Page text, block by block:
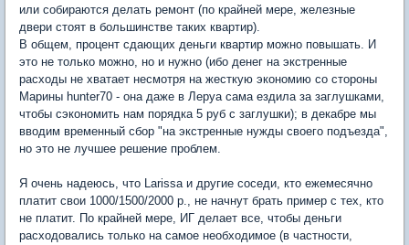
или собираются делать ремонт (по крайней мере, железные
двери стоят в большинстве таких квартир).
В общем, процент сдающих деньги квартир можно повышать. И
это не только можно, но и нужно (ибо денег на экстренные
расходы не хватает несмотря на жесткую экономию со стороны
Марины hunter70 - она даже в Леруа сама ездила за заглушками,
чтобы сэкономить нам порядка 5 руб с заглушки); в декабре мы
вводим временный сбор "на экстренные нужды своего подъезда",
но это не лучшее решение проблем.
Я очень надеюсь, что Larissa и другие соседи, кто ежемесячно
платит свои 1000/1500/2000 р., не начнут брать пример с тех, кто
не платит. По крайней мере, ИГ делает все, чтобы деньги
расходовались только на самое необходимое (в частности,